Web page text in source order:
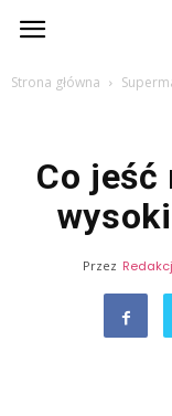
Plotki.pl
Strona główna
Co jeść
Przez